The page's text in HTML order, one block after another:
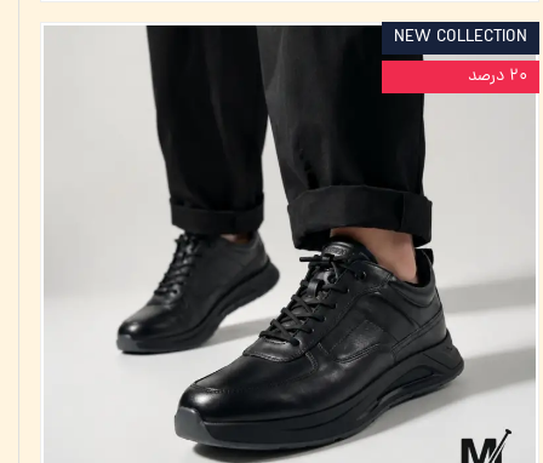
NEW COLLECTION
۲۰ درصد